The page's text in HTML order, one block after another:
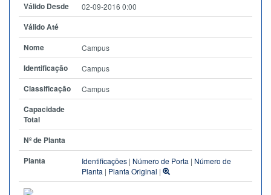
Válido Desde
02-09-2016 0:00
Válido Até
Nome
Campus
Identificação Campus
Classificação Campus
Capacidade
Total
Nº de Planta
Planta
Identificações | Número de Porta | Número de
Planta | Planta Original |